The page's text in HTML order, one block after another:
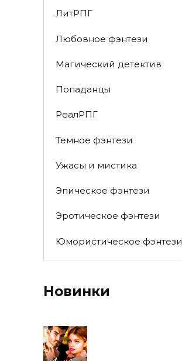
ЛитРПГ
Любовное фэнтези
Магический детектив
Попаданцы
РеалРПГ
Темное фэнтези
Ужасы и мистика
Эпическое фэнтези
Эротическое фэнтези
Юмористическое фэнтези
Новинки